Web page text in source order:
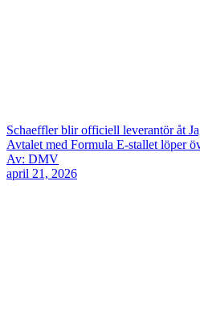
Schaeffler blir officiell leverantör åt
Avtalet med Formula E-stallet löper
Av: DMV
april 21, 2026